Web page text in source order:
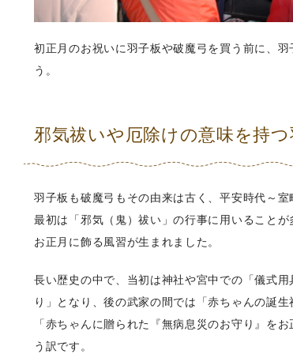
初正月のお祝いに羽子板や破魔弓を買う前に、
う。
邪気祓いや厄除けの意味を持つ
羽子板も破魔弓もその由来は古く、平安時代～室
最初は「邪気（鬼）祓い」の行事に用いること
お正月に飾る風習が生まれました。
長い歴史の中で、当初は神社や宮中での「儀式
り」となり、後の武家の間では「赤ちゃんの誕
「赤ちゃんに贈られた『無病息災のお守り』を
う訳です。